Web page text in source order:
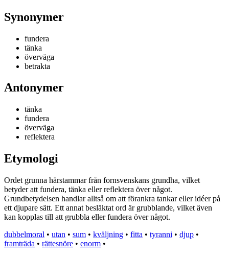
Synonymer
fundera
tänka
överväga
betrakta
Antonymer
tänka
fundera
överväga
reflektera
Etymologi
Ordet grunna härstammar från fornsvenskans grundha, vilket
betyder att fundera, tänka eller reflektera över något.
Grundbetydelsen handlar alltså om att förankra tankar eller idéer på
ett djupare sätt. Ett annat besläktat ord är grubblande, vilket även
kan kopplas till att grubbla eller fundera över något.
dubbelmoral • utan • sum • kväljning • fitta • tyranni • djup •
framträda • rättesnöre • enorm •